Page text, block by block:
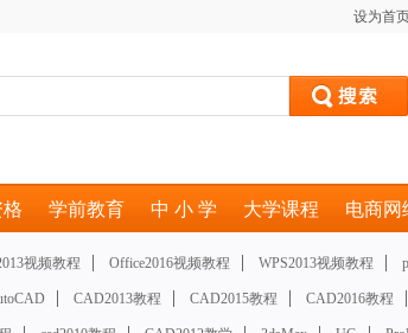
设为首
学前教育 中 小 学 大学课程 电商网
视频教程 Office2016视频教程 WPS2013视频教程
CAD2013教程 CAD2015教程 CAD2016教程